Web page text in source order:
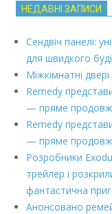
НЕДАВНІ ЗАПИСИ
Сендвіч панелі:
для швидкого
Міжкімнатні
Remedy
— пряме
Remedy
— пряме
Розробники
трейлер і
фантастична
Анонсовано